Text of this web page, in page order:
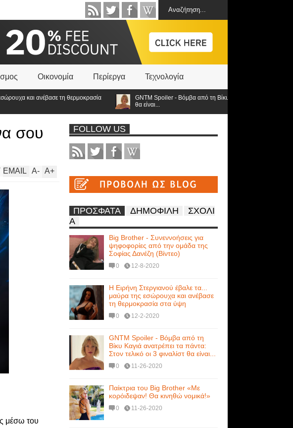
Οικονομία Περίεργα Τεχνολογία
και ανέβασε τη θερμοκρασία
GNTM Spoiler - Βόμβα από τη Βίκυ Καγιά ανατρέπει τα πάντα:
θα είναι...
σου
A+
A-
EMAIL
μέσω του
FOLLOW US
ΠΡΟΣΦΑΤΑ ΔΗΜΟΦΙΛΗ
ΣΧΟΛΙ
Α
Big Brother - Συνεννοήσεις για
ψηφοφορίες από την ομάδα της
Σοφίας Δανέζη (Βίντεο)
0 12-8-2020
Η Ειρήνη Στεργιανού έβαλε τα...
μαύρα της εσώρουχα και ανέβασε
τη θερμοκρασία στα ύψη
0 12-2-2020
GNTM Spoiler - Βόμβα από τη
Βίκυ Καγιά ανατρέπει τα πάντα:
Στον τελικό οι 3 φιναλίστ θα είναι...
0 11-26-2020
Παίκτρια του Big Brother «Με
κορόιδεψαν! Θα κινηθώ νομικά!»
0 11-26-2020